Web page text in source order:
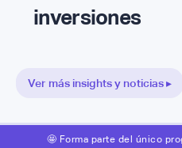
inversiones
Ver más insights y noticias ▸
🤩 Forma parte del único